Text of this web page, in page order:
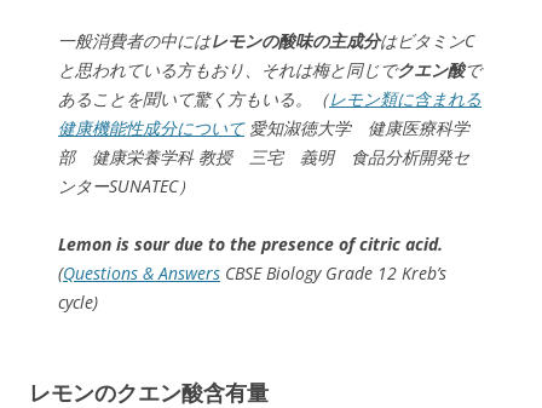
一般消費者の中にはレモンの酸味の主成分はビタミンC
と思われている方もおり、それは梅と同じでクエン酸で
あることを聞いて驚く方もいる。（レモン類に含まれる
健康機能性成分について愛知淑徳大学 健康医療科学
部 健康栄養学科 教授 三宅 義明 食品分析開発セ
ンターSUNATEC）
Lemon is sour due to the presence of citric acid.
(Questions & Answers CBSE Biology Grade 12 Kreb’s
cycle)
レモンのクエン酸含有量